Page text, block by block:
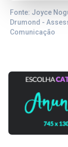
Fonte: Joyce
Drumond -
Comunicação